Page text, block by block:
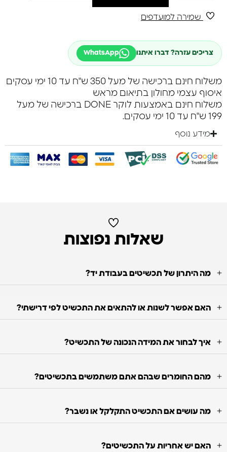
שמירה למועדפים
צריכים עזרה? דברו איתנו WhatsApp
משלוח חינם ברכישה של מעל 350 ש"ח עד 10 ימי עסקים
איסוף עצמי מחולון בתיאום מראש
משלוח חינם באמצעות לוקר DONE ברכישה של מעל
199 ש"ח עד 10 ימי עסקים.
מידע נוסף
שאלות נפוצות
מה היתרון של תכשיטים בעבודת יד?
האם אפשר לשנות או להתאים את התכשיט לפי דרישתי?
איך לבחור את המידה הנכונה של התכשיט?
מהם החומרים שבהם אתם משתמשים בתכשיטים?
מה עושים אם התכשיט התקלקל או נשבר?
האם יש אחריות על התכשיטים?